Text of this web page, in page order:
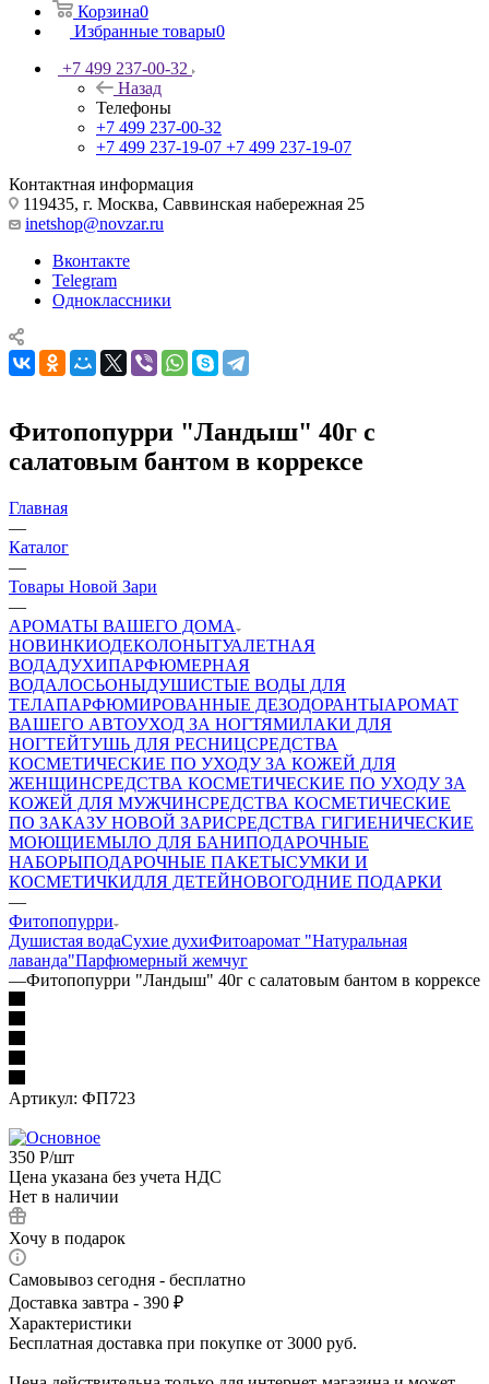
Корзина0
Избранные товары0
+7 499 237-00-32
Назад
Телефоны
+7 499 237-00-32
+7 499 237-19-07 +7 499 237-19-07
Контактная информация
119435, г. Москва, Саввинская набережная 25
inetshop@novzar.ru
Вконтакте
Telegram
Одноклассники
Фитопопурри "Ландыш" 40г с
салатовым бантом в коррексе
Главная
—
Каталог
—
Товары Новой Зари
—
АРОМАТЫ ВАШЕГО ДОМА
НОВИНКИОДЕКОЛОНЫТУАЛЕТНАЯ
ВОДАДУХИПАРФЮМЕРНАЯ
ВОДАЛОСЬОНЫДУШИСТЫЕ ВОДЫ ДЛЯ
ТЕЛАПАРФЮМИРОВАННЫЕ ДЕЗОДОРАНТЫАРОМАТ
ВАШЕГО АВТОУХОД ЗА НОГТЯМИЛАКИ ДЛЯ
НОГТЕЙТУШЬ ДЛЯ РЕСНИЦСРЕДСТВА
КОСМЕТИЧЕСКИЕ ПО УХОДУ ЗА КОЖЕЙ ДЛЯ
ЖЕНЩИНСРЕДСТВА КОСМЕТИЧЕСКИЕ ПО УХОДУ ЗА
КОЖЕЙ ДЛЯ МУЖЧИНСРЕДСТВА КОСМЕТИЧЕСКИЕ
ПО ЗАКАЗУ НОВОЙ ЗАРИСРЕДСТВА ГИГИЕНИЧЕСКИЕ
МОЮЩИЕМЫЛО ДЛЯ БАНИПОДАРОЧНЫЕ
НАБОРЫПОДАРОЧНЫЕ ПАКЕТЫСУМКИ И
КОСМЕТИЧКИДЛЯ ДЕТЕЙНОВОГОДНИЕ ПОДАРКИ
—
Фитопопурри
Душистая водаСухие духиФитоаромат "Натуральная
лаванда"Парфюмерный жемчуг
—Фитопопурри "Ландыш" 40г с салатовым бантом в коррексе
Артикул: ФП723
350 Р/шт
Цена указана без учета НДС
Нет в наличии
Хочу в подарок
Самовывоз сегодня - бесплатно
Доставка завтра - 390 ₽
Характеристики
Бесплатная доставка при покупке от 3000 руб.